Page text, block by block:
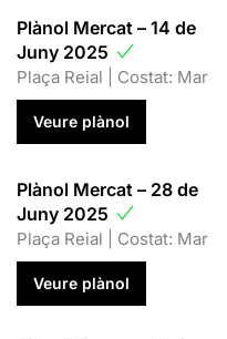
Plànol Mercat – 14 de
Juny 2025
Plaça Reial | Costat: Mar
Veure plànol
Plànol Mercat – 28 de
Juny 2025
Plaça Reial | Costat: Mar
Veure plànol